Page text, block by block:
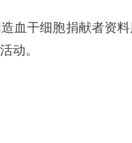
血干细胞捐献者资
动。